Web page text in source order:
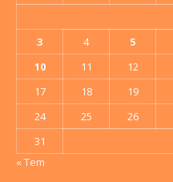
3
4 5
10
11 12
17
18 19
24
25 26
31
« Tem